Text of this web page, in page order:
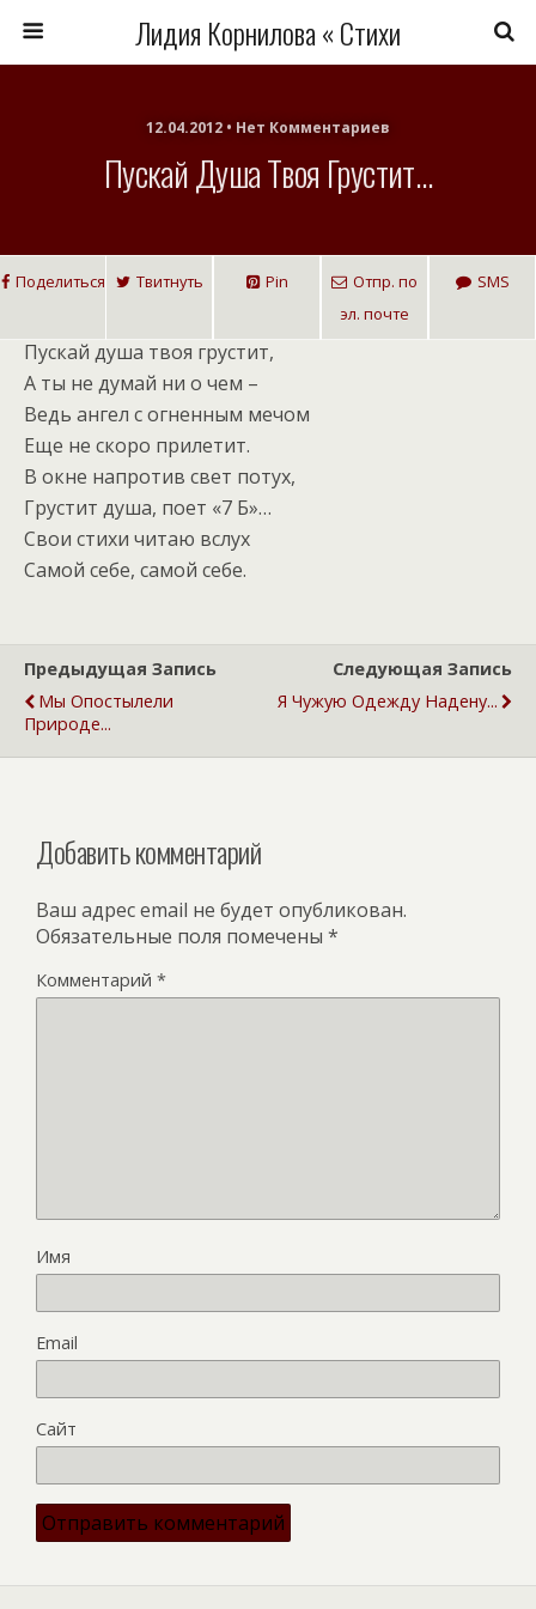
Лидия Корнилова « Стихи
12.04.2012 • Нет Комментариев
Пускай Душа Твоя Грустит…
Поделиться Твитнуть Pin
Отпр. по
эл. почте
SMS
Пускай душа твоя грустит,
А ты не думай ни о чем –
Ведь ангел с огненным мечом
Еще не скоро прилетит.
В окне напротив свет потух,
Грустит душа, поет «7 Б»…
Свои стихи читаю вслух
Самой себе, самой себе.
Предыдущая Запись
Мы Опостылели
Природе...
Следующая Запись
Я Чужую Одежду Надену...
Добавить комментарий
Ваш адрес email не будет опубликован.
Обязательные поля помечены *
Комментарий *
Имя
Email
Сайт